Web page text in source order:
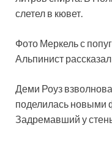
слетел в кювет.
Фото Меркель с
Альпинист
Деми Роуз
поделилась новыми
Задремавший у